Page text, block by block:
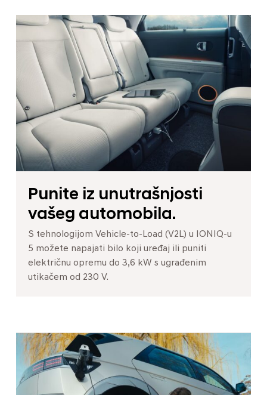
Punite iz unutrašnjosti
vašeg automobila.
S tehnologijom Vehicle-to-Load (V2L) u IONIQ-u
5 možete napajati bilo koji uređaj ili puniti
električnu opremu do 3,6 kW s ugrađenim
utikačem od 230 V.